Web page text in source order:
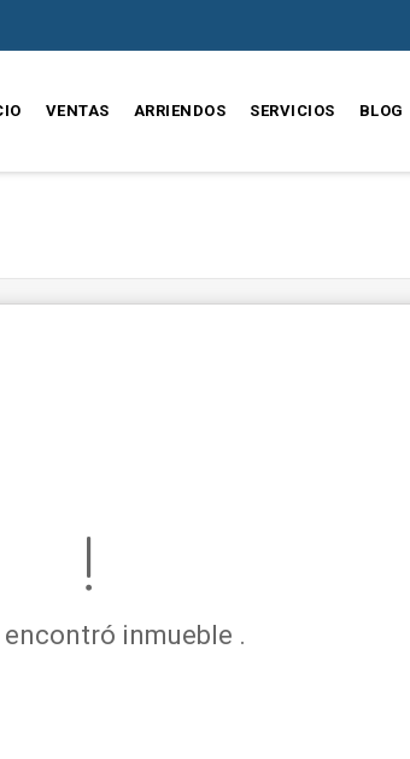
VENTAS ARRIENDOS SERVICIOS BLOG
encontró inmueble .